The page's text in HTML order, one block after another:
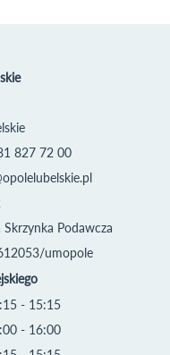
827 72 00
Skrzynka Podawcza
umopole
- 15:15
- 16:00